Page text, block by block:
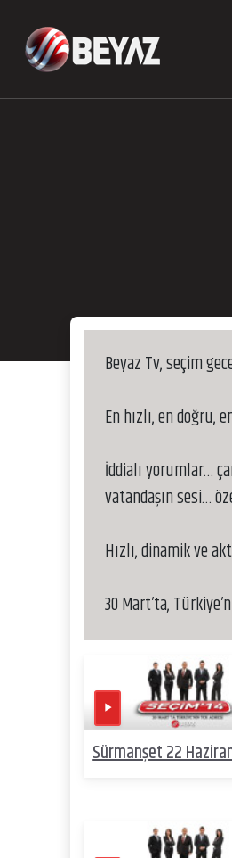
Beyaz Tv, seçim
En hızlı, en doğru,
İddialı yorumlar…
vatandaşın sesi…
Hızlı, dinamik ve
30 Mart’ta,
Sürmanşet 22